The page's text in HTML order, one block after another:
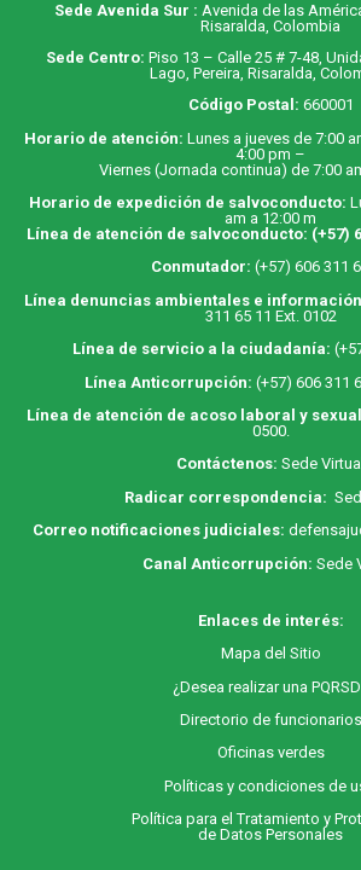
Sede Avenida Sur : Avenida de las
Risaralda, Colombia
Sede Centro: Piso 13 – Calle 25 # 7-48,
Lago, Pereira, Risaralda,
Código Postal: 660001
Horario de atención: Lunes a jueves de 7:00
4:00 pm –
Viernes (Jornada continua) de 7:00
Horario de expedición de salvoconducto:
am a 12:00 m
Línea de atención de salvoconducto: (+57)
Conmutador: (+57) 606 311
Línea denuncias ambientales e
311 65 11 Ext. 0102
Línea de servicio a la ciudadanía:
Línea Anticorrupción: (+57) 606 311
Línea de atención de acoso laboral y
0500.
Contáctenos: Sede Virtual
Radicar correspondencia:
Correo notificaciones judiciales:
Canal Anticorrupción: Sede
Enlaces de interés:
Mapa del Sitio
¿Desea realizar una
Directorio de funcionarios
Oficinas verdes
Políticas y condiciones de
Política para el Tratamiento y
de Datos Personales